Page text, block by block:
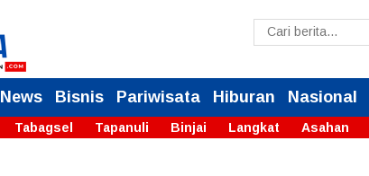
News Bisnis Pariwisata Hiburan Nasional
Tabagsel Tapanuli Binjai Langkat Asahan